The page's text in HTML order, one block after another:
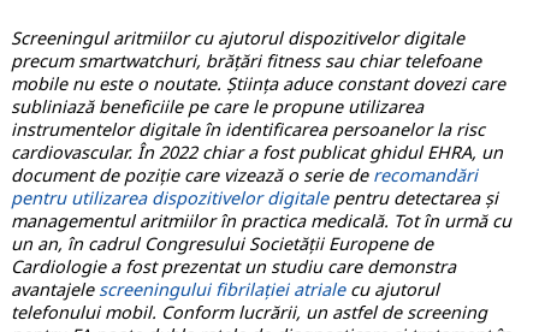
Screeningul aritmiilor cu ajutorul dispozitivelor digitale
precum smartwatchuri, brățări fitness sau chiar telefoane
mobile nu este o noutate. Știința aduce constant dovezi care
subliniază beneficiile pe care le propune utilizarea
instrumentelor digitale în identificarea persoanelor la risc
cardiovascular. În 2022 chiar a fost publicat ghidul EHRA, un
document de poziție care vizează o serie de recomandări
pentru utilizarea dispozitivelor digitalepentru detectarea și
managementul aritmiilor în practica medicală. Tot în urmă cu
un an, în cadrul Congresului Societății Europene de
Cardiologie a fost prezentat un studiu care demonstra
avantajele screeningului fibrilației atrialecu ajutorul
telefonului mobil. Conform lucrării, un astfel de screening